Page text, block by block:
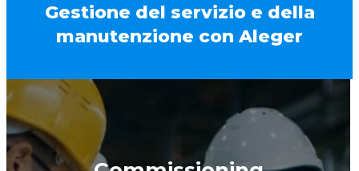
Gestione del servizio e della
manutenzione con Aleger